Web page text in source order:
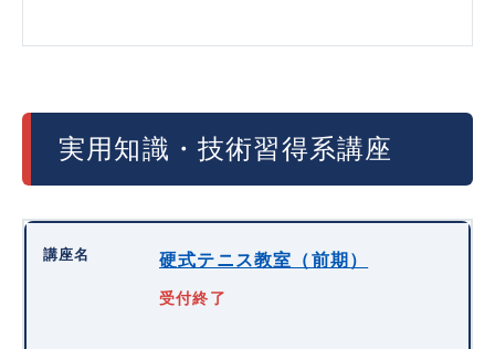
実用知識・技術習得系講座
硬式テニス教室（前期）
受付終了